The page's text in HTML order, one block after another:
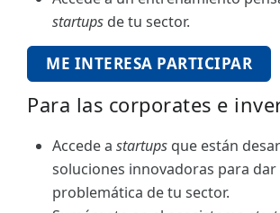
startups de tu sector.
ME INTERESA PARTICIPAR
Para las corporates e
Accede a startups que están
soluciones innovadoras para dar
problemática de tu sector.